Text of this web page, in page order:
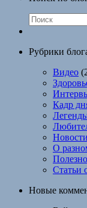
Рубрики
Видео
Кадр
Новости
О
Статьи
Новые